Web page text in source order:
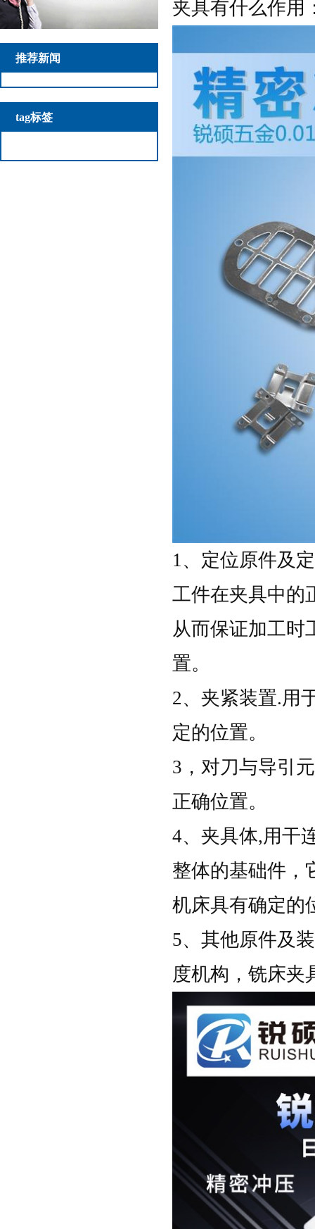
推荐新闻
tag标签
夹具有什么作用
1、定位原件及
工件在夹具中的
从而保证加工时
置。
2、夹紧装置.用
定的位置。
3，对刀与导引
正确位置。
4、夹具体,用干
整体的基础件，
机床具有确定的
5、其他原件及
度机构，铣床夹